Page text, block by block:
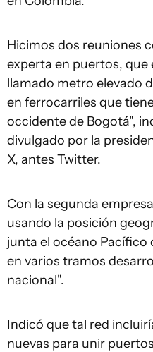
Hicimos dos reuniones
experta en puertos, que
llamado metro elevado
en ferrocarriles que
occidente de Bogotá",
divulgado por la
X, antes Twitter.
Con la segunda
usando la posición
junta el océano
en varios tramos
nacional".
Indicó que tal red
nuevas para unir